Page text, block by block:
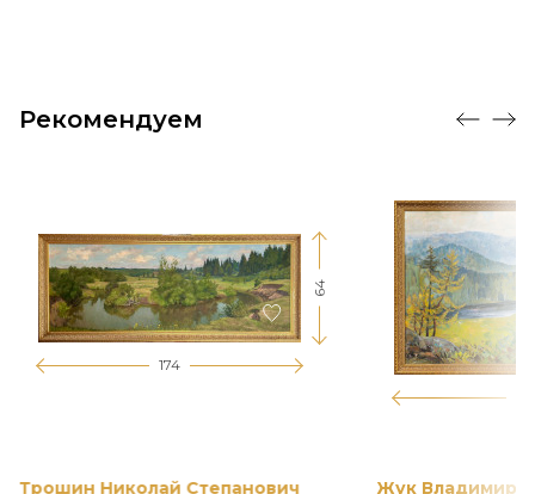
Рекомендуем
174
64
Трошин Николай Степанович Жук Владимир